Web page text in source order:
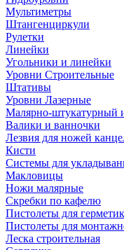
Мультиметры
Штангенциркули
Рулетки
Линейки
Угольники и линейки
Уровни Строительные
Штативы
Уровни Лазерные
Малярно-штукатурный
Валики и ванночки
Лезвия для ножей
Кисти
Системы для
Макловицы
Ножи малярные
Скребки по кафелю
Пистолеты для
Пистолеты для
Леска строительная